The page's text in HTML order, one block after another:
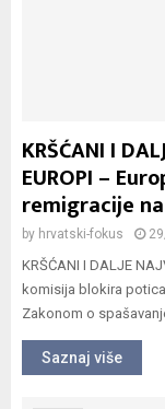
KRŠĆANI I
EUROPI –
remigracije
by hrvatski-fokus
KRŠĆANI I DALJE
komisija blokira
Zakonom o
Saznaj više